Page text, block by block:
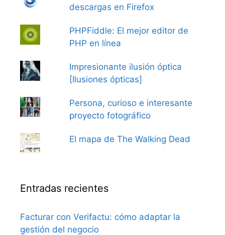
descargas en Firefox
PHPFiddle: El mejor editor de
PHP en línea
Impresionante ilusión óptica
[Ilusiones ópticas]
Persona, curioso e interesante
proyecto fotográfico
El mapa de The Walking Dead
Entradas recientes
Facturar con Verifactu: cómo adaptar la
gestión del negocio